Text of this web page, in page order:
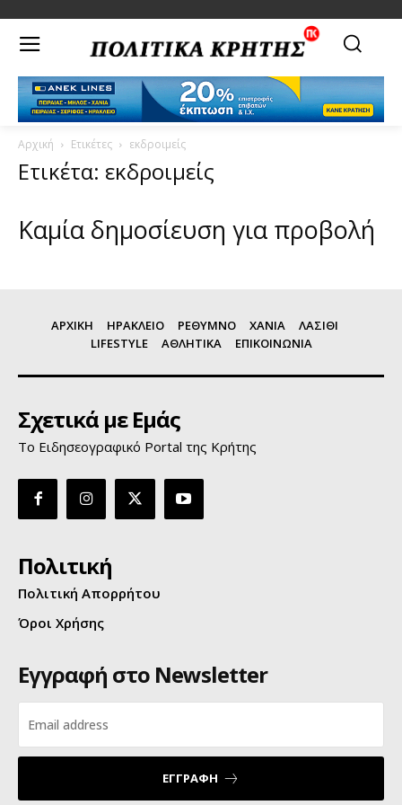
Αρχική Ετικέτες εκδροιμείς
Ετικέτα: εκδροιμείς
Καμία δημοσίευση για προβολή
ΑΡΧΙΚΗ ΗΡΑΚΛΕΙΟ ΡΕΘΥΜΝΟ ΧΑΝΙΑ
ΛΑΣΙΘΙ
LIFESTYLE
ΑΘΛΗΤΙΚΑ ΕΠΙΚΟΙΝΩΝΙΑ
Σχετικά με Εμάς
Το Ειδησεογραφικό Portal της Κρήτης
Πολιτική
Πολιτική Απορρήτου
Όροι Χρήσης
Εγγραφή στο Newsletter
ΕΓΓΡΑΦΗ